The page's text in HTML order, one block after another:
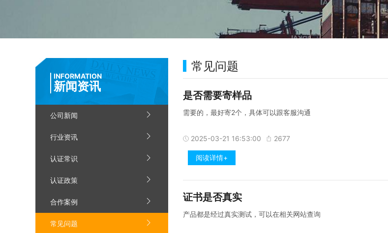
INFORMATION
新闻资讯
公司新闻
行业资讯
认证常识
认证政策
合作案例
常见问题
常见问题
是否需要寄样品
需要的，最好寄2个，具体可以跟客服沟通
2025-03-21 16:53:00 2677
阅读详情+
证书是否真实
产品都是经过真实测试，可以在相关网站查询